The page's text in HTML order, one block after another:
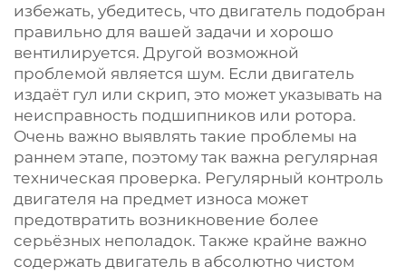
избежать, убедитесь, что двигатель подобран
правильно для вашей задачи и хорошо
вентилируется. Другой возможной
проблемой является шум. Если двигатель
издаёт гул или скрип, это может указывать на
неисправность подшипников или ротора.
Очень важно выявлять такие проблемы на
раннем этапе, поэтому так важна регулярная
техническая проверка. Регулярный контроль
двигателя на предмет износа может
предотвратить возникновение более
серьёзных неполадок. Также крайне важно
содержать двигатель в абсолютно чистом